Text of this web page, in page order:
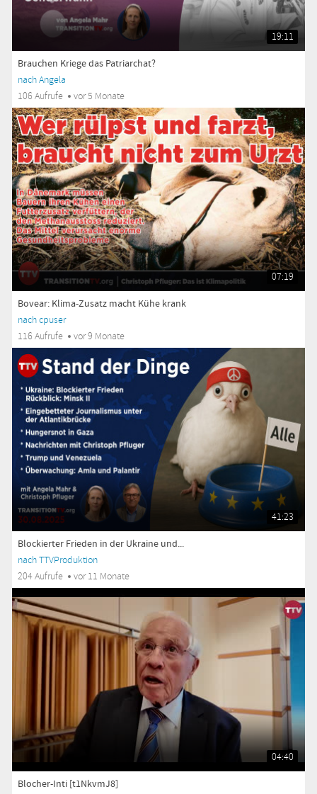
19:11
Brauchen Kriege das Patriarchat?
nach Angela
106 Aufrufe
vor 5 Monate
07:19
Bovear: Klima-Zusatz macht Kühe krank
nach cpuser
116 Aufrufe
vor 9 Monate
41:23
Blockierter Frieden in der Ukraine und...
nach TTVProduktion
204 Aufrufe
vor 11 Monate
04:40
Blocher-Inti [t1NkvmJ8]